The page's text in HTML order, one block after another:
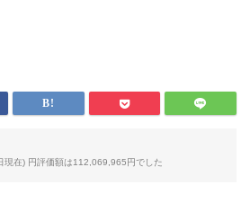
現在) 円評価額は112,069,965円でした